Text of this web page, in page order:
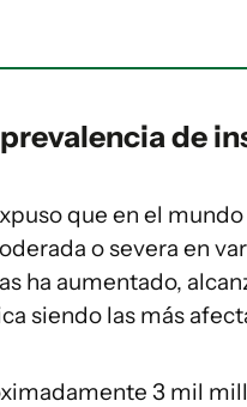
de
que en el
o severa en
ha aumentado,
siendo las más
3 mil